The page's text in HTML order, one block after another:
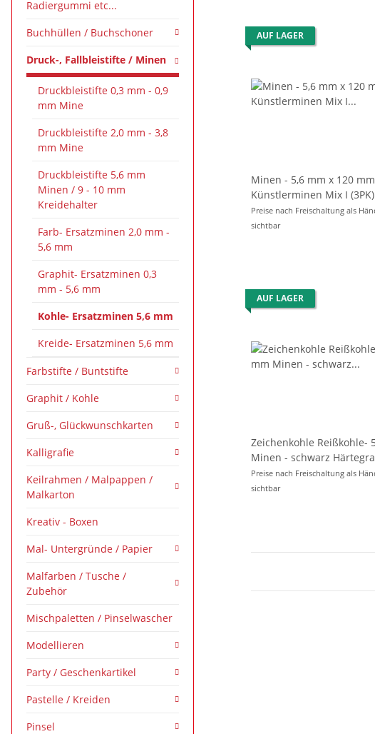
AUF LAGER
Minen - 5,6 mm x 120 mm -
Künstlerminen Mix I (3PK) - im
6er Pack
Preise nach Freischaltung als
sichtbar
AUF LAGER
Zeichenkohle Reißkohle- 5,6 mm
Minen - schwarz Härtegrad 2 -
im 6er Pack
Preise nach Freischaltung als
sichtbar
Radiergummi etc...
Buchhüllen / Buchschoner
Druck-, Fallbleistifte / Minen
Druckbleistifte 0,3 mm - 0,9
mm Mine
Druckbleistifte 2,0 mm - 3,8
mm Mine
Druckbleistifte 5,6 mm
Minen / 9 - 10 mm
Kreidehalter
Farb- Ersatzminen 2,0 mm -
5,6 mm
Graphit- Ersatzminen 0,3
mm - 5,6 mm
Kohle- Ersatzminen 5,6 mm
Kreide- Ersatzminen 5,6 mm
Farbstifte / Buntstifte
Graphit / Kohle
Gruß-, Glückwunschkarten
Kalligrafie
Keilrahmen / Malpappen /
Malkarton
Kreativ - Boxen
Mal- Untergründe / Papier
Malfarben / Tusche /
Zubehör
Mischpaletten / Pinselwascher
Modellieren
Party / Geschenkartikel
Pastelle / Kreiden
Pinsel